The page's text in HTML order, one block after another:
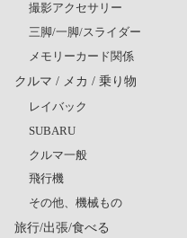
撮影アクセサリー
三脚/一脚/スライダー
メモリーカード関係
クルマ / メカ / 乗り物
レイバック
SUBARU
クルマ一般
飛行機
その他、機械もの
旅行/出張/食べる